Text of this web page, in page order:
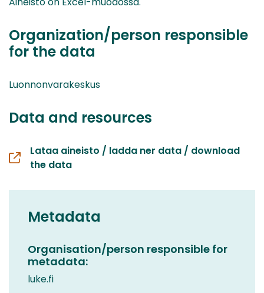
Organization/person responsible
for the data
Luonnonvarakeskus
Data and resources
Lataa aineisto / ladda ner data / download
the data
Metadata
Organisation/person responsible for
metadata:
luke.fi